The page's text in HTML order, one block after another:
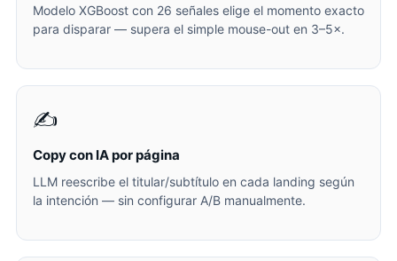
Modelo XGBoost con 26 señales elige el momento exacto
para disparar — supera el simple mouse-out en 3–5×.
✍️
Copy con IA por página
LLM reescribe el titular/subtítulo en cada landing según
la intención — sin configurar A/B manualmente.